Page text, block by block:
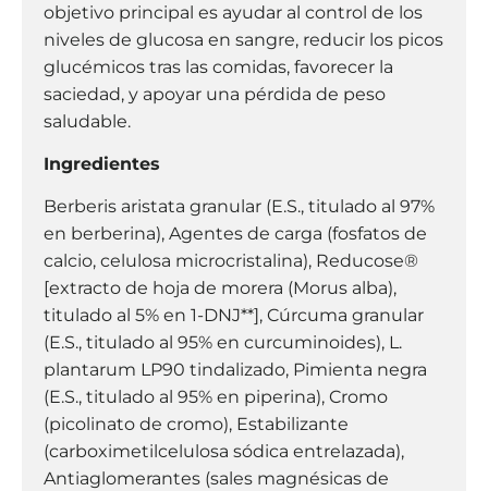
objetivo principal es ayudar al control de los
niveles de glucosa en sangre, reducir los picos
glucémicos tras las comidas, favorecer la
saciedad, y apoyar una pérdida de peso
saludable.
Ingredientes
Berberis aristata granular (E.S., titulado al 97%
en berberina), Agentes de carga (fosfatos de
calcio, celulosa microcristalina), Reducose®
[extracto de hoja de morera (Morus alba),
titulado al 5% en 1-DNJ**], Cúrcuma granular
(E.S., titulado al 95% en curcuminoides), L.
plantarum LP90 tindalizado, Pimienta negra
(E.S., titulado al 95% en piperina), Cromo
(picolinato de cromo), Estabilizante
(carboximetilcelulosa sódica entrelazada),
Antiaglomerantes (sales magnésicas de